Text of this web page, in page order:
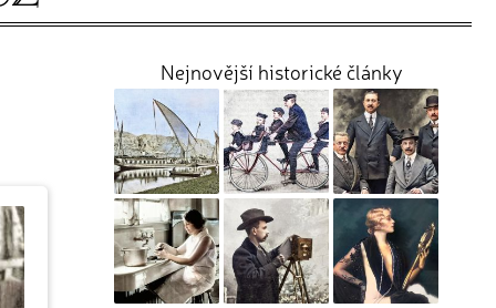
Nejnovější historické články